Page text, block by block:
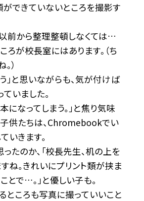
できていないところを撮影す
前から整理整頓しなくては…
ろが校長室にはあります。（ち
）
」と思いながらも、気が付けば
いました。
になってしまう。」と焦り気味
供たちは、Chromebookでい
いきます。
たのか、「校長先生、机の上を
ね。きれいにプリント類が挟ま
とで…。」と優しい子も。
ところも写真に撮っていいこと